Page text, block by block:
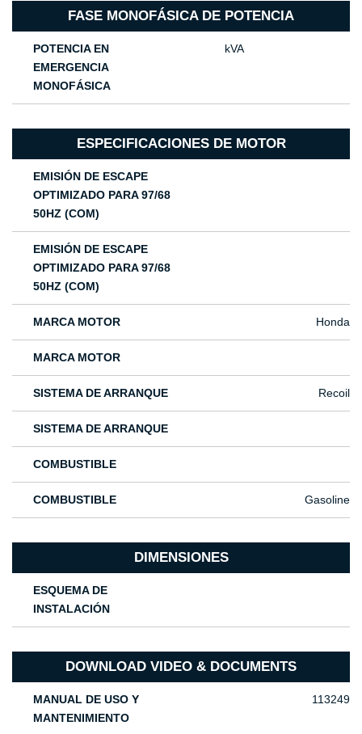
FASE MONOFÁSICA DE POTENCIA
POTENCIA EN
EMERGENCIA
MONOFÁSICA
kVA
ESPECIFICACIONES DE MOTOR
EMISIÓN DE ESCAPE
OPTIMIZADO PARA 97/68
50HZ (COM)
EMISIÓN DE ESCAPE
OPTIMIZADO PARA 97/68
50HZ (COM)
MARCA MOTOR Honda
MARCA MOTOR
SISTEMA DE ARRANQUE Recoil
SISTEMA DE ARRANQUE
COMBUSTIBLE
COMBUSTIBLE Gasoline
DIMENSIONES
ESQUEMA DE
INSTALACIÓN
DOWNLOAD VIDEO & DOCUMENTS
MANUAL DE USO Y
MANTENIMIENTO
113249